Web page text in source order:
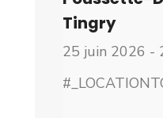
Tingry
25 juin 2026 -